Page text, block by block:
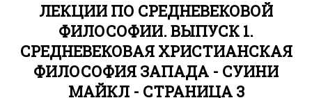
ЛЕКЦИИ ПО СРЕДНЕВЕКОВОЙ
ФИЛОСОФИИ. ВЫПУСК 1.
СРЕДНЕВЕКОВАЯ ХРИСТИАНСКАЯ
ФИЛОСОФИЯ ЗАПАДА - СУИНИ
МАЙКЛ - СТРАНИЦА 3